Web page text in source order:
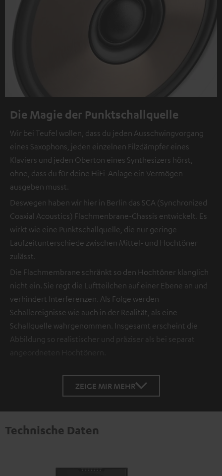
Die Magie der Punktschallquelle
Wir bei Teufel wollen, dass du jeden Ausschwingvorgang
eines Saxophons, jeden einzelnen Filzdämpfer eines
Klaviers und jeden Oberton eines Synthesizers hörst,
ohne, dass du für deine HiFi-Anlage ein Vermögen
ausgeben musst.
Deswegen haben wir hier in Berlin das SCA (Synchronized
Coaxial Acoustics) Flachmenbrane-Chassis entwickelt. Es
wirkt wie eine Punktschallquelle, die nur geringe
Laufzeitunterschiede zwischen Mittel- und Hochtöner
zulässt.
Die Flachmembrane schränkt so den Hochtöner klanglich
nicht ein. Sie regt die Luftteilchen auf einer Ebene an und
verhindert Interferenzen. Als Folge werden
Schallereignisse wie auch in der Realität, als eine
Schallquelle wahrgenommen. Insgesamt erscheint die
Abbildung so realistischer und präziser als bei separat
ZEIGE MIR MEHR
Technische Daten